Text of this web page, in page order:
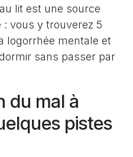
lit est une source
vous y trouverez 5
logorrhée mentale et
sans passer par
du mal à
pistes